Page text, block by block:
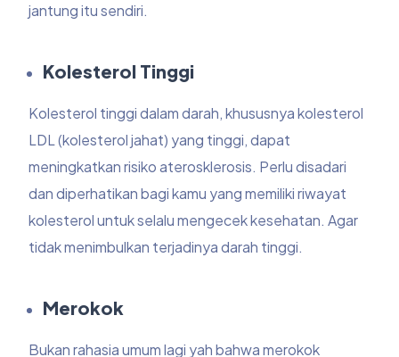
jantung itu sendiri.
Kolesterol Tinggi
Kolesterol tinggi dalam darah, khususnya kolesterol
LDL (kolesterol jahat) yang tinggi, dapat
meningkatkan risiko aterosklerosis. Perlu disadari
dan diperhatikan bagi kamu yang memiliki riwayat
kolesterol untuk selalu mengecek kesehatan. Agar
tidak menimbulkan terjadinya darah tinggi.
Merokok
Bukan rahasia umum lagi yah bahwa merokok